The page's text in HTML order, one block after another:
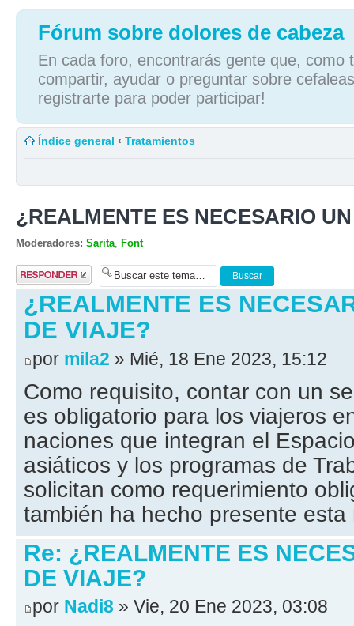
Fórum sobre dolores de cabeza
En cada foro, encontrarás gente que, como
compartir, ayudar o preguntar sobre
registrarte para poder participar!
Índice general ‹ Tratamientos
¿REALMENTE ES NECESARIO
Moderadores: Sarita Font
Publicar una
respuesta
¿REALMENTE ES
DE VIAJE?
por mila2 » Mié, 18 Ene 2023, 15:12
Como requisito, contar con un
es obligatorio para los viajeros
naciones que integran el
asiáticos y los programas de
solicitan como requerimiento
también ha hecho presente esta
Re: ¿REALMENTE ES
DE VIAJE?
por Nadi8 » Vie, 20 Ene 2023, 03:08